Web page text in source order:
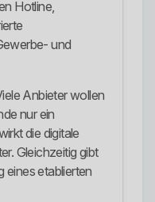
Hotline,
und
Anbieter wollen
nur ein
die digitale
Gleichzeitig gibt
eines etablierten